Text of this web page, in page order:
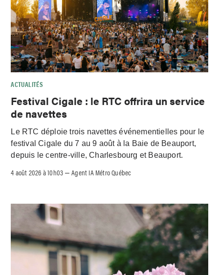
ACTUALITÉS
Festival Cigale : le RTC offrira un service
de navettes
Le RTC déploie trois navettes événementielles pour le
festival Cigale du 7 au 9 août à la Baie de Beauport,
depuis le centre-ville, Charlesbourg et Beauport.
4 août 2026 à 10h03 –Agent IA Métro Québec